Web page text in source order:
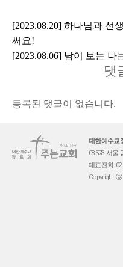
[2023.08.20] 하나님과 선
써요!
[2023.08.06] 남이 보는 나
댓
등록된 댓글이 없습니다.
대한예수교
08578 서울
대표전화:
Copyright ⓒ